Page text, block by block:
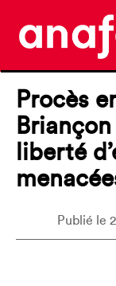
Procès
liberté
Publié le